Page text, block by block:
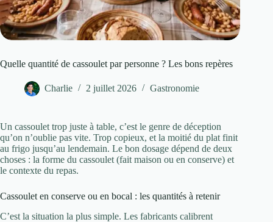
Quelle quantité de cassoulet par personne ? Les bons repères
Charlie 2 juillet 2026 Gastronomie
Un cassoulet trop juste à table, c’est le genre de déception
qu’on n’oublie pas vite. Trop copieux, et la moitié du plat finit
au frigo jusqu’au lendemain. Le bon dosage dépend de deux
choses : la forme du cassoulet (fait maison ou en conserve) et
le contexte du repas.
Cassoulet en conserve ou en bocal : les quantités à retenir
C’est la situation la plus simple. Les fabricants calibrent